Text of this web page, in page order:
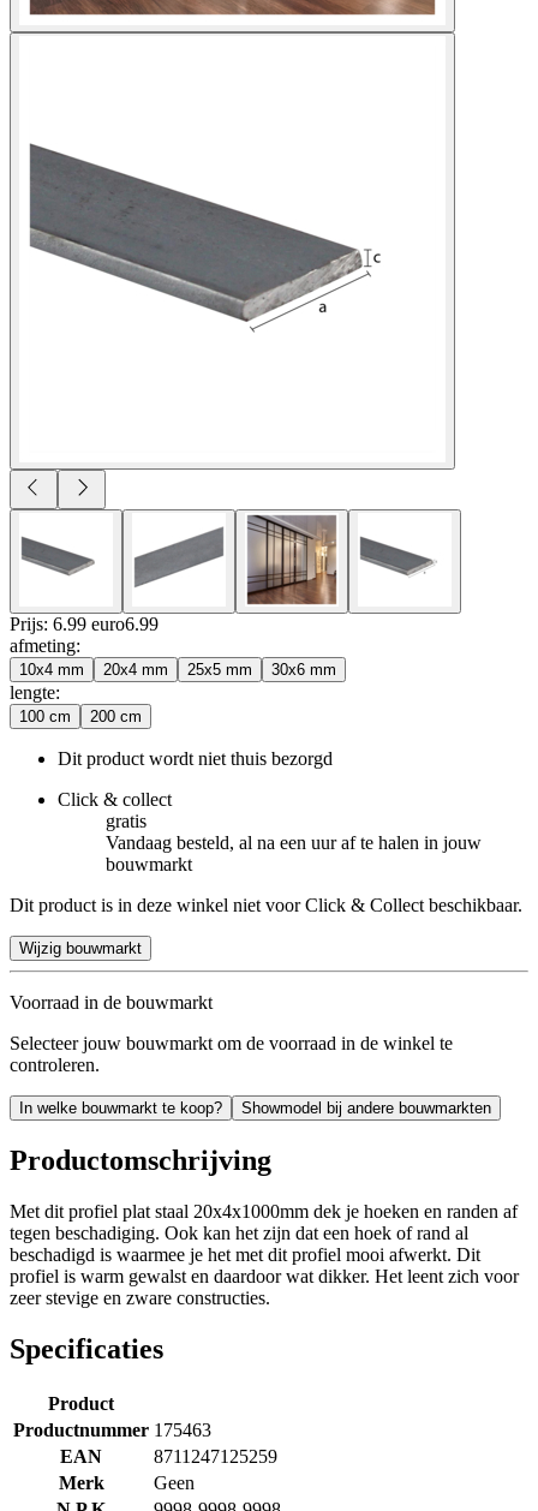
Prijs: 6.99 euro6.99
afmeting:
10x4 mm 20x4 mm 25x5 mm 30x6 mm
lengte:
100 cm 200 cm
Dit product wordt niet thuis bezorgd
Click & collect
gratis
Vandaag besteld, al na een uur af te halen in jouw
bouwmarkt
Dit product is in deze winkel niet voor Click & Collect beschikbaar.
Wijzig bouwmarkt
Voorraad in de bouwmarkt
Selecteer jouw bouwmarkt om de voorraad in de winkel te
controleren.
In welke bouwmarkt te koop? Showmodel bij andere bouwmarkten
Productomschrijving
Met dit profiel plat staal 20x4x1000mm dek je hoeken en randen af
tegen beschadiging. Ook kan het zijn dat een hoek of rand al
beschadigd is waarmee je het met dit profiel mooi afwerkt. Dit
profiel is warm gewalst en daardoor wat dikker. Het leent zich voor
zeer stevige en zware constructies.
Specificaties
Product
Productnummer 175463
EAN
8711247125259
Merk
Geen